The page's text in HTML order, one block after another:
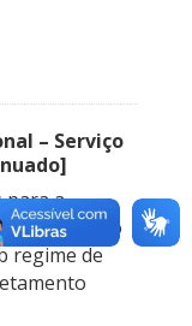
– Serviço
para a
rodoviário
regime de